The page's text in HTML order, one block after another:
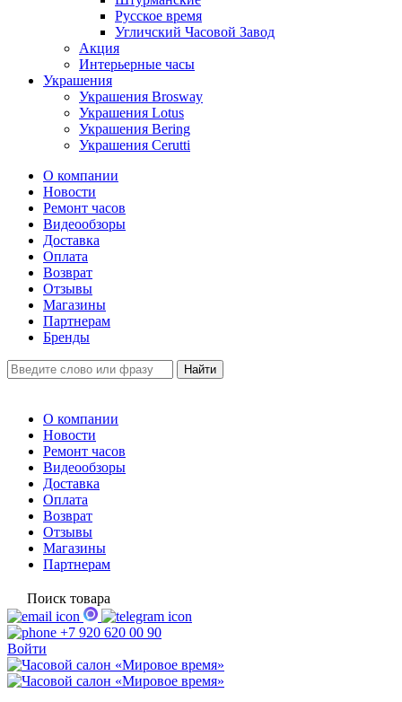
Русское время
Угличский Часовой Завод
Акция
Интерьерные часы
Украшения
Украшения Brosway
Украшения Lotus
Украшения Bering
Украшения Cerutti
О компании
Новости
Ремонт часов
Видеообзоры
Доставка
Оплата
Возврат
Отзывы
Магазины
Партнерам
Бренды
О компании
Новости
Ремонт часов
Видеообзоры
Доставка
Оплата
Возврат
Отзывы
Магазины
Партнерам
Поиск товара
+7 920 620 00 90
Войти